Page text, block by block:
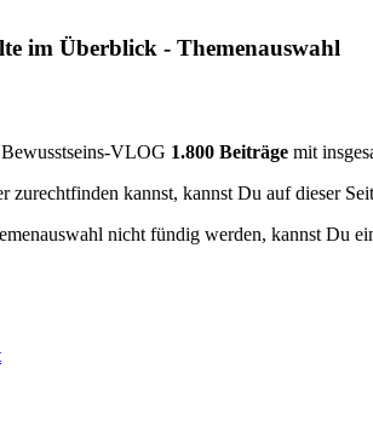
im Überblick - Themenauswahl
VLOG 1.800 Beiträge mit
zurechtfinden kannst, kannst Du auf dieser
nicht fündig werden, kannst Du